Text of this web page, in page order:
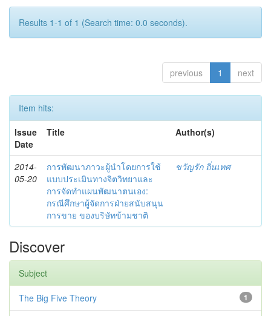
Results 1-1 of 1 (Search time: 0.0 seconds).
previous 1 next
Item hits:
Issue
Date
Title Author(s)
2014-
05-20
การพัฒนาภาวะผู้นำโดยการใช้
แบบประเมินทางจิตวิทยาและ
การจัดทำแผนพัฒนาตนเอง:
กรณีศึกษาผู้จัดการฝ่ายสนับสนุน
การขาย ของบริษัทข้ามชาติ
ขวัญรัก ถิ่นเทศ
Discover
Subject
1
The Big Five Theory